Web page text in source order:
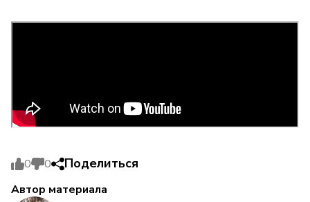
0 0 Поделиться
Автор материала